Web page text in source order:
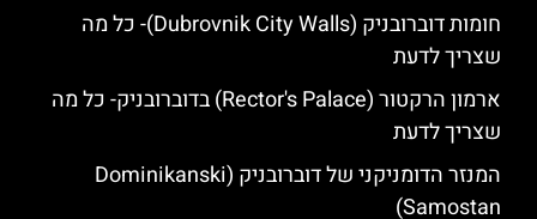
חומות דוברובניק (Dubrovnik City Walls)- כל מה
שצריך לדעת
ארמון הרקטור (Rector's Palace) בדוברובניק- כל מה
שצריך לדעת
המנזר הדומניקני של דוברובניק (Dominikanski
Samostan)